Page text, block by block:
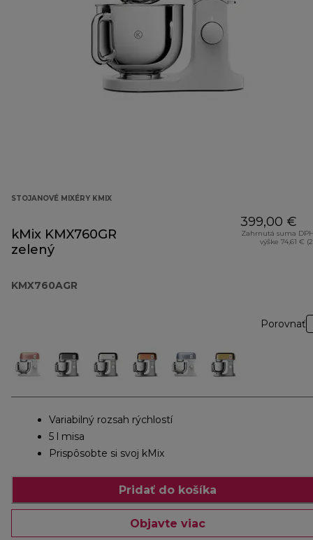
STOJANOVÉ MIXÉRY KMIX
kMix KMX760GR
zelený
KMX760AGR
399,00 €
Zahrnutá suma
výške 74,61 €
Porovnať
Variabilný rozsah rýchlostí
5 l misa
Prispôsobte si svoj kMix
Pridať do košíka
Objavte viac